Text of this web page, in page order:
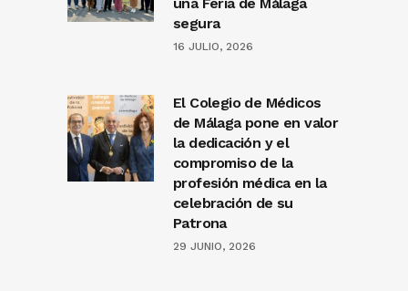
segura
16 JULIO, 2026
El Colegio de Médicos
de Málaga pone en valor
la dedicación y el
compromiso de la
profesión médica en la
celebración de su
Patrona
29 JUNIO, 2026